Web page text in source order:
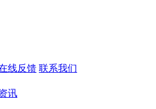
线反馈 联系我们
讯